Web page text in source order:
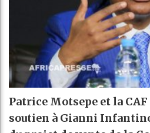
Patrice Motsepe et la
soutien à Gianni